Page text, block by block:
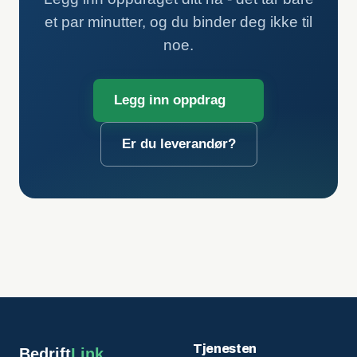
et par minutter, og du binder deg ikke til
noe.
Legg inn oppdrag
Er du leverandør?
Tjenesten